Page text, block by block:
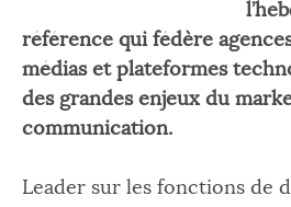
référence qui fédère
médias et plateformes
des grandes enjeux du
communication.
Leader sur les fonctions de